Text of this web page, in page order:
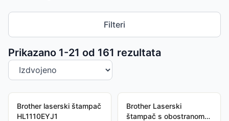
Filteri
Prikazano 1-21 od 161 rezultata
Sortiranje proizvoda
Brother laserski štampač
HL1110EYJ1
Brother Laserski
štampač s obostranom